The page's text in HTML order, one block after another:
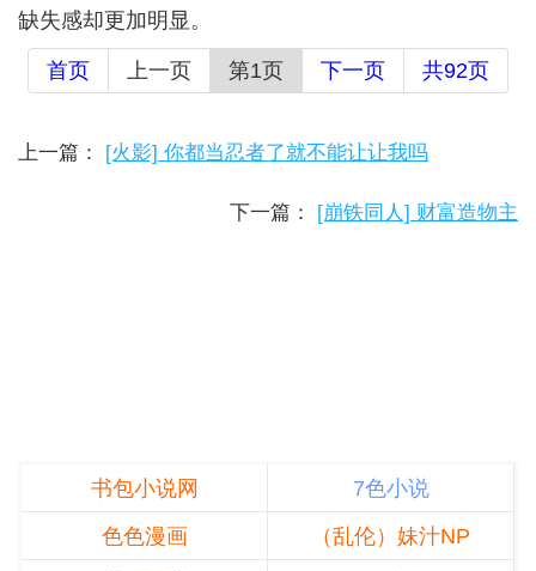
缺失感却更加明显。
首页 上一页 第1页 下一页 共92页
上一篇： [火影] 你都当忍者了就不能让让我吗
下一篇： [崩铁同人] 财富造物主
书包小说网
7色小说
色色漫画
（乱伦）妹汁NP